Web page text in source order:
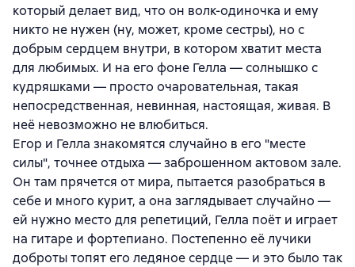
который делает вид, что он волк-одиночка и ему
никто не нужен (ну, может, кроме сестры), но с
добрым сердцем внутри, в котором хватит места
для любимых. И на его фоне Гелла — солнышко с
кудряшками — просто очаровательная, такая
непосредственная, невинная, настоящая, живая. В
неё невозможно не влюбиться.
Егор и Гелла знакомятся случайно в его "месте
силы", точнее отдыха — заброшенном актовом зале.
Он там прячется от мира, пытается разобраться в
себе и много курит, а она заглядывает случайно —
ей нужно место для репетиций, Гелла поёт и играет
на гитаре и фортепиано. Постепенно её лучики
доброты топят его ледяное сердце — и это было так